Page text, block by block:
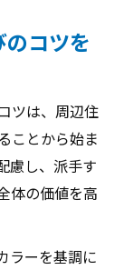
コツを
ツは、周辺住
ことから始ま
慮し、派手す
体の価値を高
ラーを基調に